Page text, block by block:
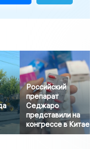
Российский
препарат
Седжаро
представили на
конгрессе в Китае